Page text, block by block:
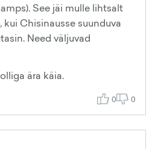
See jäi mulle lihtsalt
Chisinausse suunduva
Need väljuvad
ära käia.
0 0